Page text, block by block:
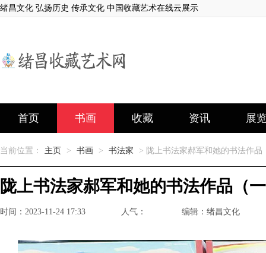
绪昌文化 弘扬历史 传承文化 中国收藏艺术在线云展示
首页 书画 收藏 资讯 展
当前位置： 主页 > 书画 > 书法家 > 陇上书法家郝军和她的书法作品
陇上书法家郝军和她的书法作品（
时间：2023-11-24 17:33 人气： 编辑：绪昌文化